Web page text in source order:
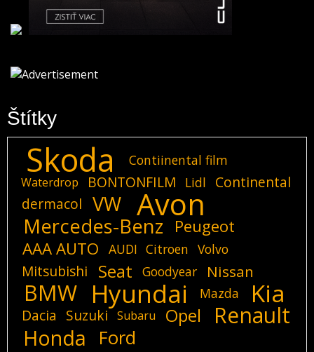
Štítky
Skoda Contiinental film
Waterdrop BONTONFILM Lidl
Continental
dermacol
VW Avon
Mercedes-Benz
Peugeot
AAA AUTO
AUDI Citroen Volvo
Mitsubishi Seat Goodyear Nissan
BMW Hyundai Mazda Kia
Dacia Suzuki Subaru Opel Renault
Honda Ford